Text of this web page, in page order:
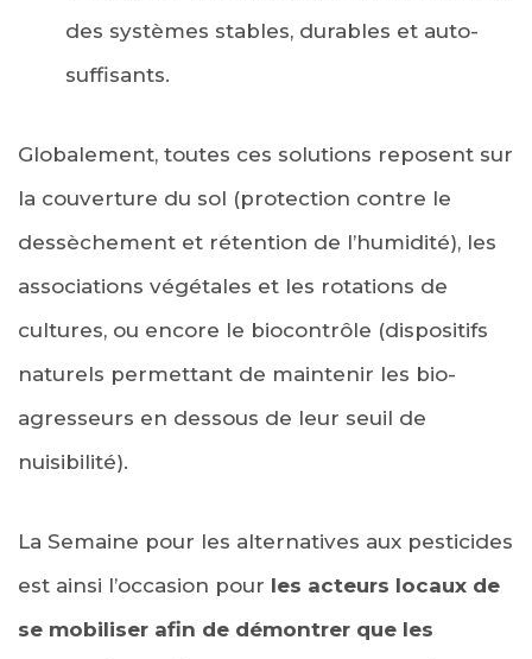
des systèmes stables, durables et auto-
suffisants.
Globalement, toutes ces solutions reposent sur
la couverture du sol (protection contre le
dessèchement et rétention de l’humidité), les
associations végétales et les rotations de
cultures, ou encore le biocontrôle (dispositifs
naturels permettant de maintenir les bio-
agresseurs en dessous de leur seuil de
nuisibilité).
La Semaine pour les alternatives aux pesticides
est ainsi l’occasion pour les acteurs locaux de
se mobiliser afin de démontrer que les